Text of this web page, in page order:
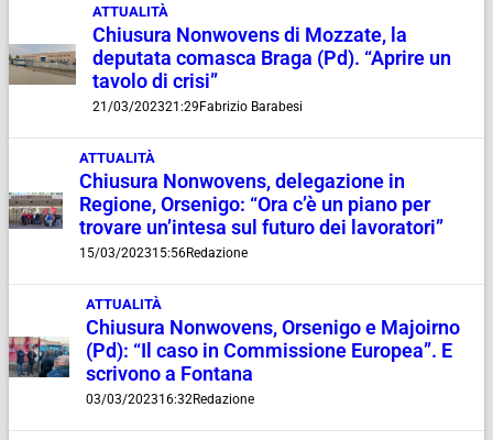
ATTUALITÀ
Chiusura Nonwovens di Mozzate, la
deputata comasca Braga (Pd). “Aprire un
tavolo di crisi”
21/03/202321:29Fabrizio Barabesi
ATTUALITÀ
Chiusura Nonwovens, delegazione in
Regione, Orsenigo: “Ora c’è un piano per
trovare un’intesa sul futuro dei lavoratori”
15/03/202315:56Redazione
ATTUALITÀ
Chiusura Nonwovens, Orsenigo e Majoirno
(Pd): “Il caso in Commissione Europea”. E
scrivono a Fontana
03/03/202316:32Redazione